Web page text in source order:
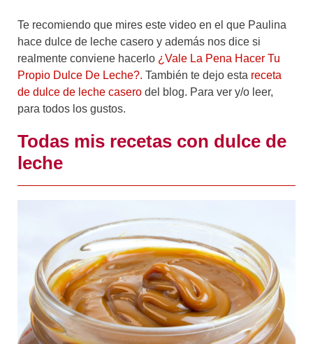
Te recomiendo que mires este video en el que Paulina
hace dulce de leche casero y además nos dice si
realmente conviene hacerlo ¿Vale La Pena Hacer Tu
Propio Dulce De Leche?. También te dejo esta receta
de dulce de leche casero del blog. Para ver y/o leer,
para todos los gustos.
Todas mis recetas con dulce de
leche